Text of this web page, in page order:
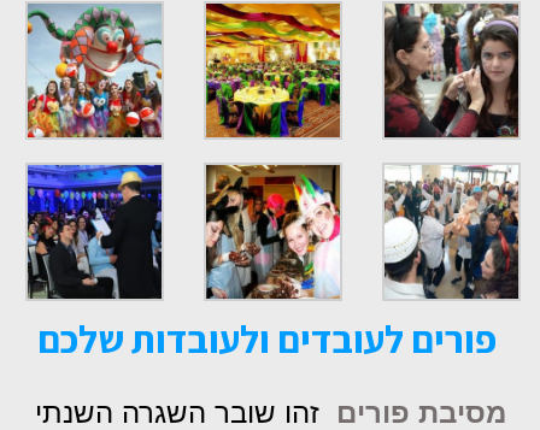
פורים לעובדים ולעובדות שלכם
מסיבת פורים זהו שובר השגרה השנתי